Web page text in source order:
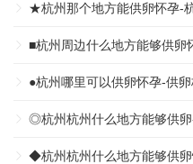
★杭州那个地方能供卵怀孕-
■杭州周边什么地方能够供卵
●杭州哪里可以供卵怀孕-供
◎杭州杭州什么地方能够供
◆杭州杭州什么地方能够供